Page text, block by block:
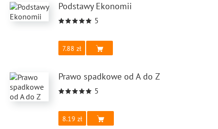
Podstawy Ekonomii
5
7.88
Prawo spadkowe od A do Z
5
8.19